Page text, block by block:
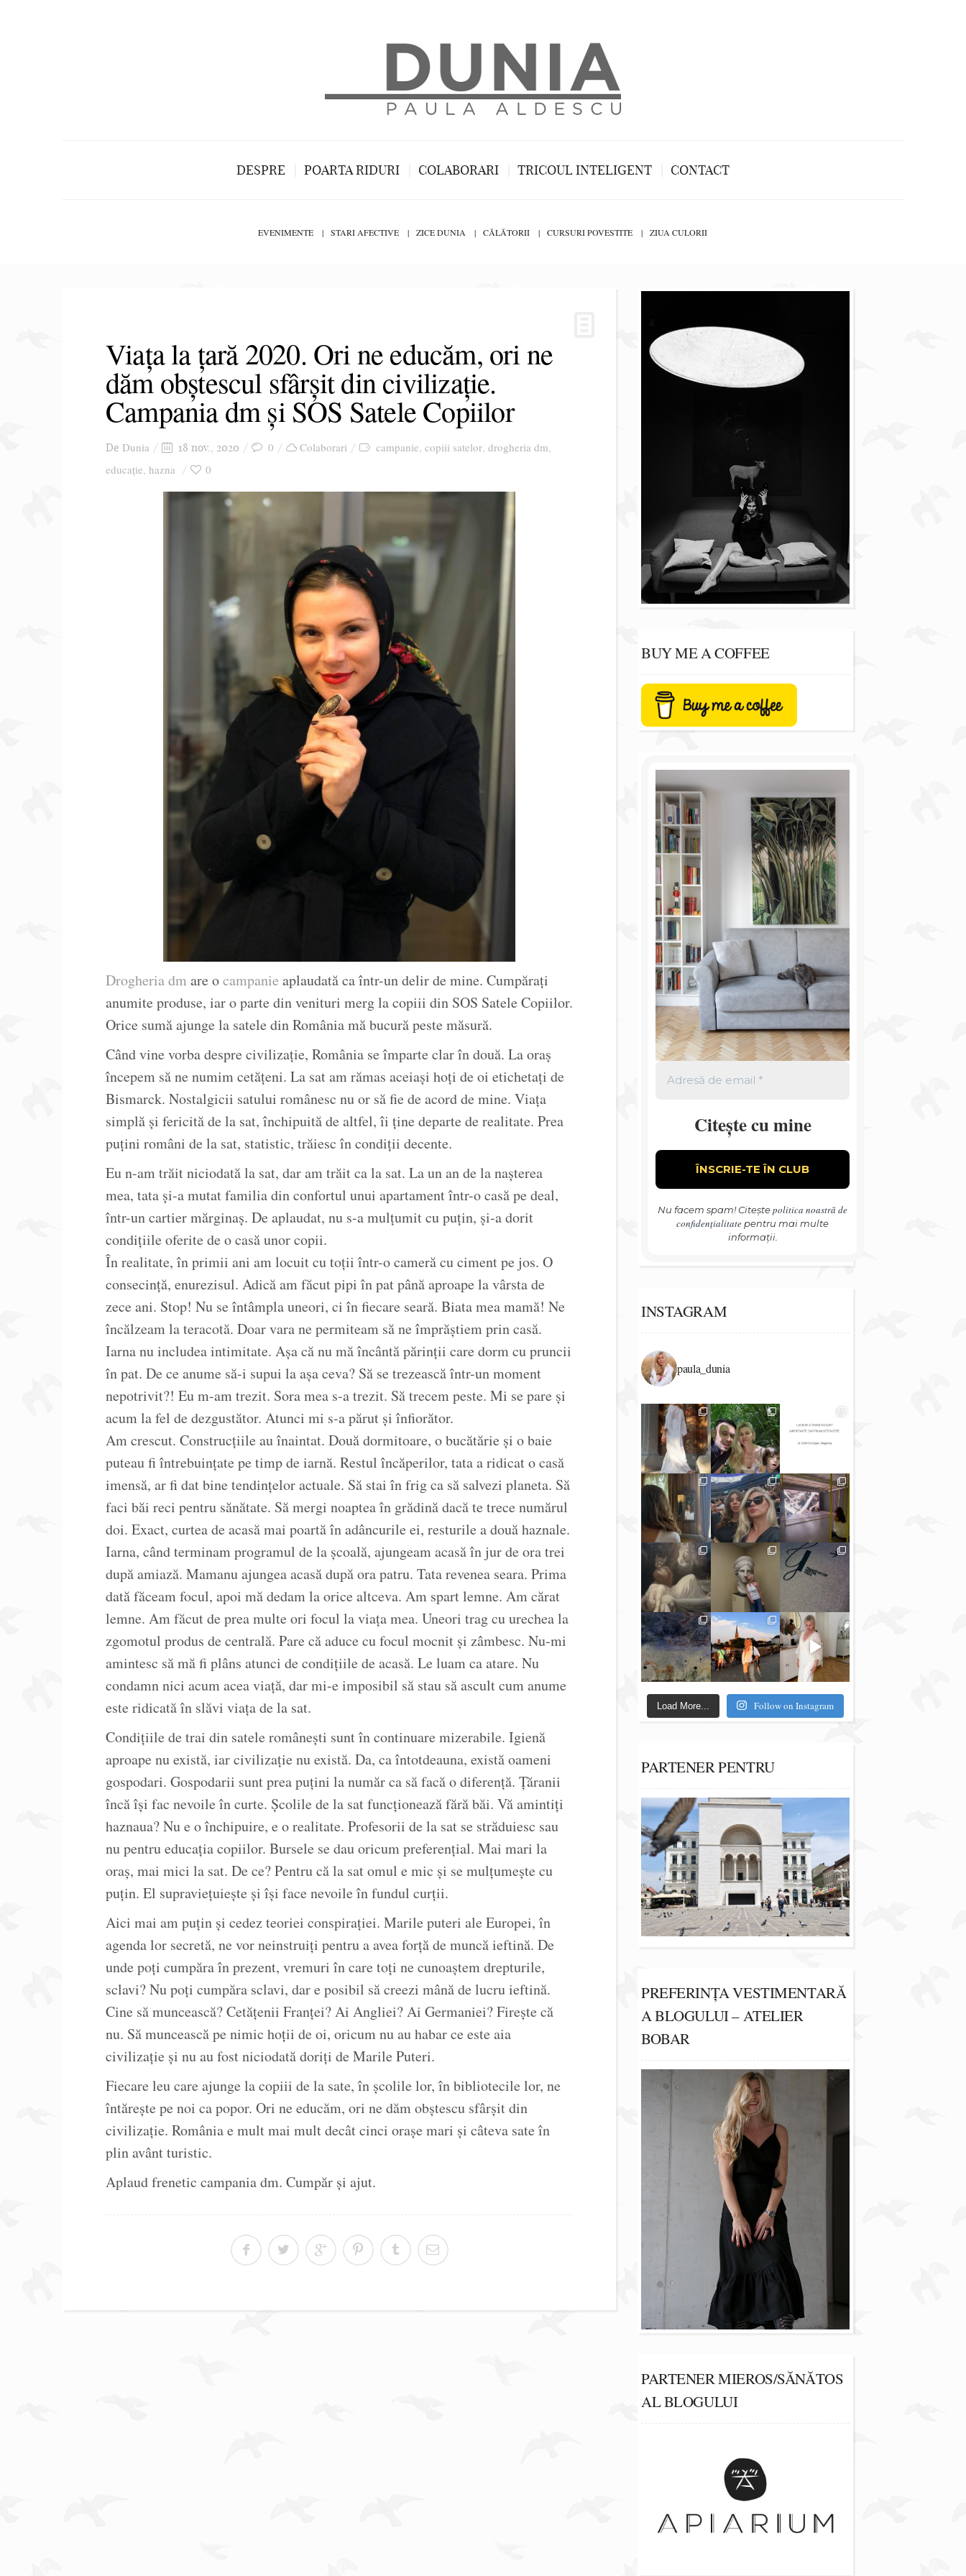
DESPRE POARTA RIDURI COLABORARI TRICOUL INTELIGENT CONTACT
EVENIMENTE STARI AFECTIVE ZICE DUNIA CĂLĂTORII CURSURI POVESTITE ZIUA CULORII
Viața la țară 2020. Ori ne educăm, ori ne
dăm obștescul sfârșit din civilizație.
Campania dm și SOS Satele Copiilor
De Dunia 18 nov., 2020 0 Colaborari campanie, copiii satelor, drogheria dm,
educație, hazna 0
Drogheria dm are ocampanie aplaudată ca într-un delir de mine. Cumpărați
anumite produse, iar o parte din venituri merg la copiii din SOS Satele Copiilor.
Orice sumă ajunge la satele din România mă bucură peste măsură.
Când vine vorba despre civilizație, România se împarte clar în două. La oraș
începem să ne numim cetățeni. La sat am rămas aceiași hoți de oi etichetați de
Bismarck. Nostalgicii satului românesc nu or să fie de acord de mine. Viața
simplă și fericită de la sat, închipuită de altfel, îi ține departe de realitate. Prea
puțini români de la sat, statistic, trăiesc în condiții decente.
Eu n-am trăit niciodată la sat, dar am trăit ca la sat. La un an de la nașterea
mea, tata și-a mutat familia din confortul unui apartament într-o casă pe deal,
într-un cartier mărginaș. De aplaudat, nu s-a mulțumit cu puțin, și-a dorit
condițiile oferite de o casă unor copii.
În realitate, în primii ani am locuit cu toții într-o cameră cu ciment pe jos. O
consecință, enurezisul. Adică am făcut pipi în pat până aproape la vârsta de
zece ani. Stop! Nu se întâmpla uneori, ci în fiecare seară. Biata mea mamă! Ne
încălzeam la teracotă. Doar vara ne permiteam să ne împrăștiem prin casă.
Iarna nu includea intimitate. Așa că nu mă încântă părinții care dorm cu pruncii
în pat. De ce anume să-i supui la așa ceva? Să se trezească într-un moment
nepotrivit?! Eu m-am trezit. Sora mea s-a trezit. Să trecem peste. Mi se pare și
acum la fel de dezgustător. Atunci mi s-a părut și înfiorător.
Am crescut. Construcțiile au înaintat. Două dormitoare, o bucătărie și o baie
puteau fi întrebuințate pe timp de iarnă. Restul încăperilor, tata a ridicat o casă
imensă, ar fi dat bine tendințelor actuale. Să stai în frig ca să salvezi planeta. Să
faci băi reci pentru sănătate. Să mergi noaptea în grădină dacă te trece numărul
doi. Exact, curtea de acasă mai poartă în adâncurile ei, resturile a două haznale.
Iarna, când terminam programul de la școală, ajungeam acasă în jur de ora trei
după amiază. Mamanu ajungea acasă după ora patru. Tata revenea seara. Prima
dată făceam focul, apoi mă dedam la orice altceva. Am spart lemne. Am cărat
lemne. Am făcut de prea multe ori focul la viața mea. Uneori trag cu urechea la
zgomotul produs de centrală. Pare că aduce cu focul mocnit și zâmbesc. Nu-mi
amintesc să mă fi plâns atunci de condițiile de acasă. Le luam ca atare. Nu
condamn nici acum acea viață, dar mi-e imposibil să stau să ascult cum anume
este ridicată în slăvi viața de la sat.
Condițiile de trai din satele românești sunt în continuare mizerabile. Igienă
aproape nu există, iar civilizație nu există. Da, ca întotdeauna, există oameni
gospodari. Gospodarii sunt prea puțini la număr ca să facă o diferență. Țăranii
încă își fac nevoile în curte. Școlile de la sat funcționează fără băi. Vă amintiți
haznaua? Nu e o închipuire, e o realitate. Profesorii de la sat se străduiesc sau
nu pentru educația copiilor. Bursele se dau oricum preferențial. Mai mari la
oraș, mai mici la sat. De ce? Pentru că la sat omul e mic și se mulțumește cu
puțin. El supraviețuiește și își face nevoile în fundul curții.
Aici mai am puțin și cedez teoriei conspirației. Marile puteri ale Europei, în
agenda lor secretă, ne vor neinstruiți pentru a avea forță de muncă ieftină. De
unde poți cumpăra în prezent, vremuri în care toți ne cunoaștem drepturile,
sclavi? Nu poți cumpăra sclavi, dar e posibil să creezi mână de lucru ieftină.
Cine să muncească? Cetățenii Franței? Ai Angliei? Ai Germaniei? Firește că
nu. Să muncească pe nimic hoții de oi, oricum nu au habar ce este aia
civilizație și nu au fost niciodată doriți de Marile Puteri.
Fiecare leu care ajunge la copiii de la sate, în școlile lor, în bibliotecile lor, ne
întărește pe noi ca popor. Ori ne educăm, ori ne dăm obștescu sfârșit din
civilizație. România e mult mai mult decât cinci orașe mari și câteva sate în
plin avânt turistic.
Aplaud frenetic campania dm. Cumpăr și ajut.
BUY ME A COFFEE
Citește cu mine
Nu facem spam! Citeștepolitica noastră de
confidențialitate pentru mai multe
informații.
INSTAGRAM
paula_dunia
Load More... Follow on Instagram
PARTENER PENTRU
PREFERINȚA VESTIMENTARĂ
A BLOGULUI – ATELIER
BOBAR
PARTENER MIEROS/SĂNĂTOS
AL BLOGULUI